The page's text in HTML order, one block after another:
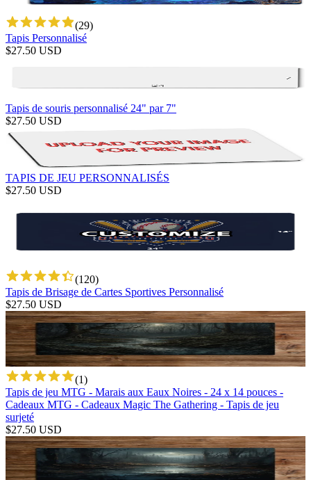
(29)
Tapis Personnalisé
$27.50 USD
Tapis de souris personnalisé 24" par 7"
$27.50 USD
TAPIS DE JEU PERSONNALISÉS
$27.50 USD
(120)
Tapis de Brisage de Cartes Sportives Personnalisé
$27.50 USD
(1)
Tapis de jeu MTG - Marais aux Eaux Noires - 24 x 14 pouces -
Cadeaux MTG - Cadeaux Magic The Gathering - Tapis de jeu
surjeté
$27.50 USD